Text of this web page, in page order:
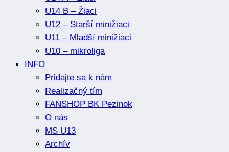
U14 B – Žiaci
U12 – Starší minižiaci
U11 – Mladší minižiaci
U10 – mikroliga
INFO
Pridajte sa k nám
Realizačný tím
FANSHOP BK Pezinok
O nás
MS U13
Archív